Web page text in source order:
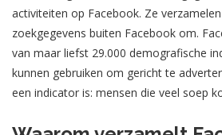
activiteiten op Facebook. Ze
zoekgegevens buiten Facebook om.
van maar liefst 29.000 demografische
kunnen gebruiken om gericht te
een indicator is: mensen die veel soep